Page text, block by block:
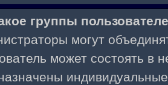
группы
могут
может состоять в